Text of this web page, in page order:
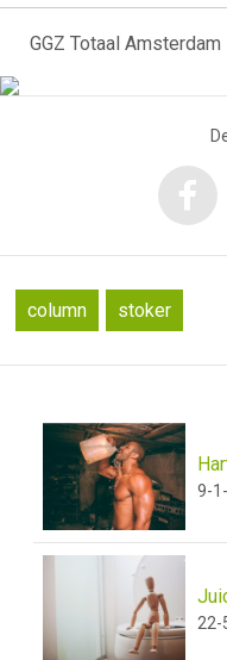
GGZ Totaal Amsterdam
column stoker
9-
22-